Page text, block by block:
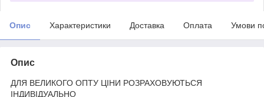
Опис Характеристики Доставка Оплата Умови
Опис
ДЛЯ ВЕЛИКОГО ОПТУ ЦІНИ РОЗРАХОВУЮТЬСЯ
ІНДИВІДУАЛЬНО